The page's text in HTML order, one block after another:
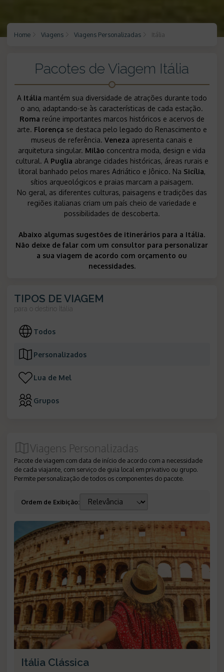
Home Viagens Viagens Personalizadas Itália
Pacotes de Viagem Itália
A Itália mantém sua diversidade de atrações durante todo
o ano, adaptando-se às características de cada estação.
Roma reúne importantes marcos históricos e acervos de
arte. Florença se destaca pelo legado do Renascimento e
museus de referência.Veneza apresenta canais e
arquitetura singular. Milão concentra moda, design e vida
cultural. A Puglia abrange cidades históricas, áreas rurais e
litoral banhado pelos mares Adriático e Jônico. Na Sicília,
sítios arqueológicos e praias marcam a paisagem.
No geral, as diferentes culturas, paisagens e tradições das
regiões italianas criam um país cheio de variedade e
possibilidades de descoberta.
Abaixo algumas sugestões de itinerários para a Itália.
Não deixe de falar com um consultor para personalizar
a sua viagem de acordo com orçamento ou
necessidades.
TIPOS DE VIAGEM
para o destino Itália
Todos
Personalizados
Lua de Mel
Grupos
Viagens Personalizadas
Pacote de viagem com data de início de acordo com a necessidade
de cada viajante, com serviço de guia local em privativo ou grupo.
Permite personalização de todos os componentes do pacote.
Ordem de Exibição:
Itália Clássica